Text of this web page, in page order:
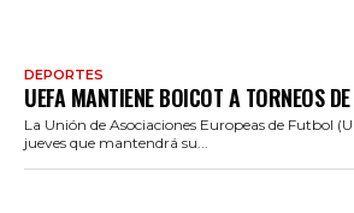
DEPORTES
UEFA MANTIENE BOICOT A TORNEOS
La Unión de Asociaciones Europeas de Futbol
jueves que mantendrá su...